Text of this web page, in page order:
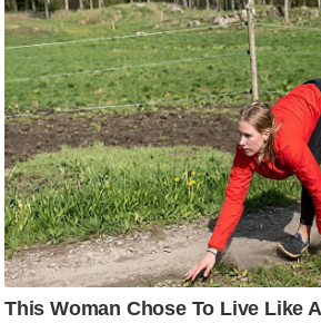
इ
फ
स्टा
इ
ल
टे
क्नॉ
लॉ
जी
ब्यू
टी